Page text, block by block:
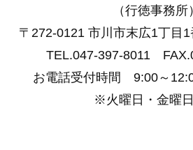
（行徳事務所）
〒272-0121 市川市末広1丁目
TEL.047-397-8011
お電話受付時間 9:00～
※火曜日・金曜